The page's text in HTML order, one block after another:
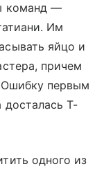
команд —
Им
яйцо и
причем
Ошибку первым
досталась T-
одного из